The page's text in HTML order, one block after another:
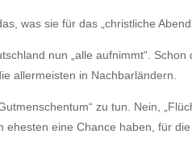
was sie für das „christliche
nun „alle aufnimmt“.
allermeisten in Nachbarländern.
zu tun. Nein,
ehesten eine Chance haben, für